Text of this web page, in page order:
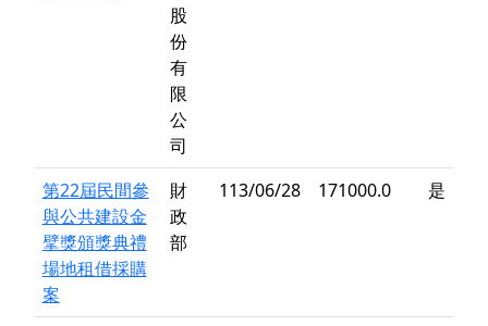
股
份
有
限
公
司
第22屆民間參
與公共建設金
擘獎頒獎典禮
場地租借採購
案
財
政
部
113/06/28 171000.0 是